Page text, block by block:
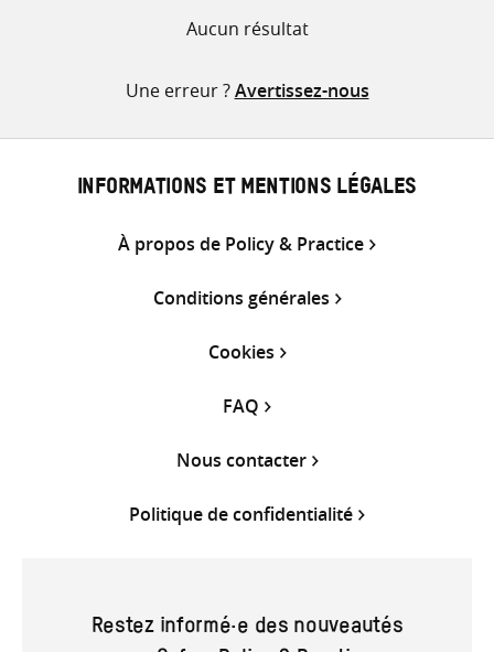
Aucun résultat
Une erreur ?Avertissez-nous
INFORMATIONS ET MENTIONS LÉGALES
À propos de Policy & Practice
Conditions générales
Cookies
FAQ
Nous contacter
Politique de confidentialité
Restez informé·e des nouveautés